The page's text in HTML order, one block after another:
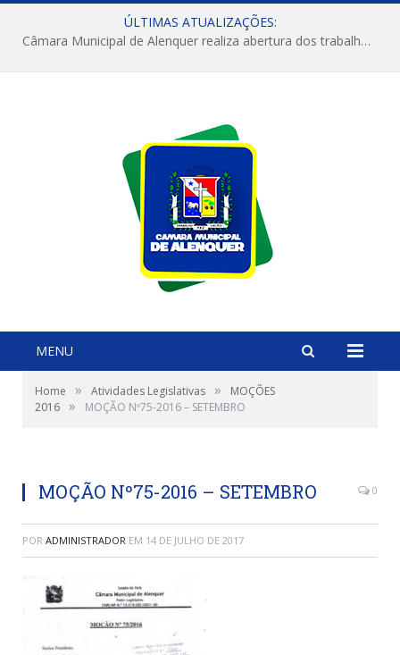
ÚLTIMAS ATUALIZAÇÕES:
Câmara Municipal de Alenquer realiza abertura dos trabalhos do 4º Período Legislativo
MENU
Home » Atividades Legislativas »
MOÇÕES
2016 » MOÇÃO Nº75-2016 – SETEMBRO
MOÇÃO Nº75-2016 – SETEMBRO 0
POR ADMINISTRADOR EM 14 DE JULHO DE 2017